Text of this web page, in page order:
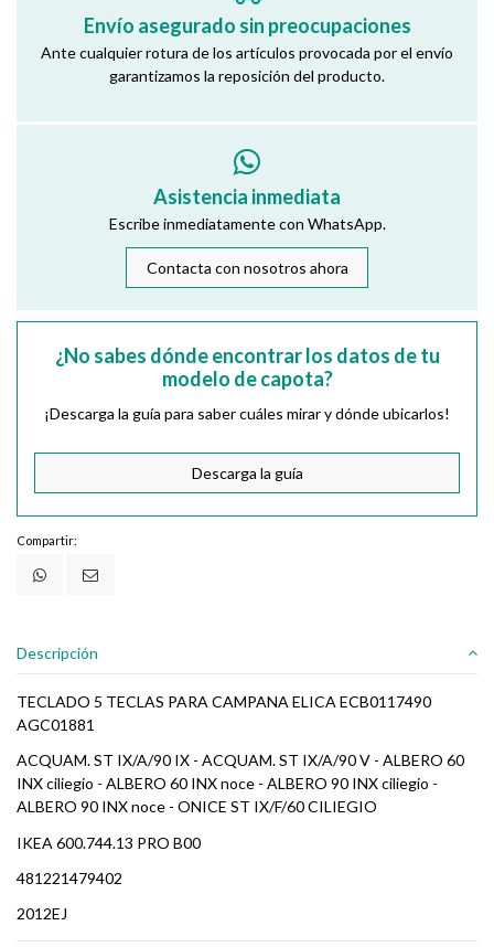
Envío asegurado sin preocupaciones
Ante cualquier rotura de los artículos provocada por el envío
garantizamos la reposición del producto.
Asistencia inmediata
Escribe inmediatamente con WhatsApp.
Contacta con nosotros ahora
¿No sabes dónde encontrar los datos de tu
modelo de capota?
¡Descarga la guía para saber cuáles mirar y dónde ubicarlos!
Descarga la guía
Compartir:
Descripción
TECLADO 5 TECLAS PARA CAMPANA ELICA ECB0117490
AGC01881
ACQUAM. ST IX/A/90 IX - ACQUAM. ST IX/A/90 V - ALBERO 60
INX ciliegio - ALBERO 60 INX noce - ALBERO 90 INX ciliegio -
ALBERO 90 INX noce - ONICE ST IX/F/60 CILIEGIO
IKEA 600.744.13 PRO B00
481221479402
2012EJ